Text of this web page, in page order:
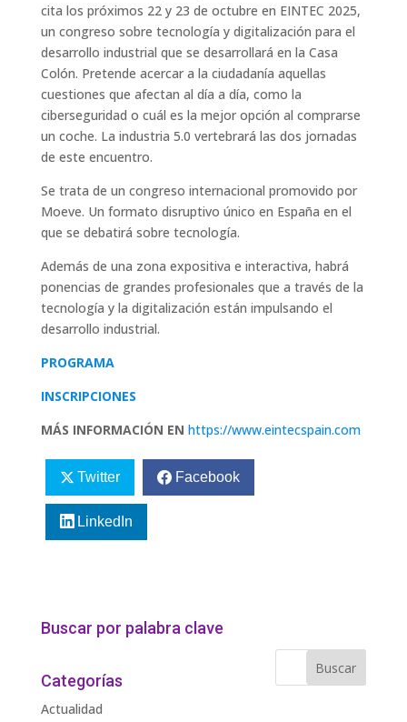
cita los próximos 22 y 23 de octubre en EINTEC 2025,
un congreso sobre tecnología y digitalización para el
desarrollo industrial que se desarrollará en la Casa
Colón. Pretende acercar a la ciudadanía aquellas
cuestiones que afectan al día a día, como la
ciberseguridad o cuál es la mejor opción al comprarse
un coche. La industria 5.0 vertebrará las dos jornadas
de este encuentro.
Se trata de un congreso internacional promovido por
Moeve. Un formato disruptivo único en España en el
que se debatirá sobre tecnología.
Además de una zona expositiva e interactiva, habrá
ponencias de grandes profesionales que a través de la
tecnología y la digitalización están impulsando el
desarrollo industrial.
PROGRAMA
INSCRIPCIONES
MÁS INFORMACIÓN EN https://www.eintecspain.com
Twitter Facebook
LinkedIn
Buscar por palabra clave
Categorías
Actualidad